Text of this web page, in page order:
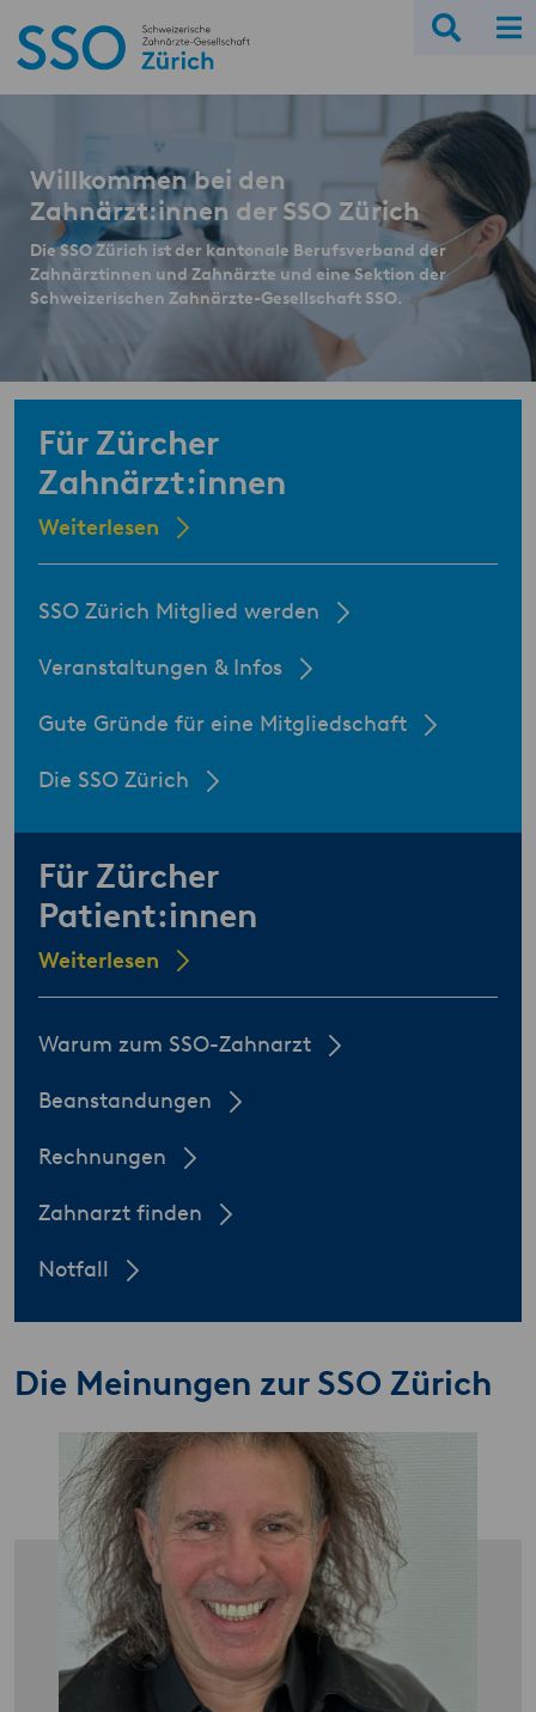
Willkommen bei den
Zahnärzt:innen der SSO Zürich
Die SSO Zürich ist der kantonale Berufsverband der
Zahnärztinnen und Zahnärzte und eine Sektion der
Schweizerischen Zahnärzte-Gesellschaft SSO.
Für Zürcher
Zahnärzt:innen
Weiterlesen
SSO Zürich Mitglied werden
Veranstaltungen & Infos
Gute Gründe für eine Mitgliedschaft
Die SSO Zürich
Für Zürcher
Patient:innen
Weiterlesen
Warum zum SSO-Zahnarzt
Beanstandungen
Rechnungen
Zahnarzt finden
Notfall
Die Meinungen zur SSO Zürich